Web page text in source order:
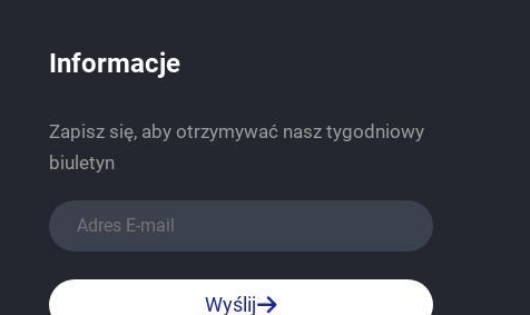
Informacje
Zapisz się, aby otrzymywać nasz tygodniowy
biuletyn
Wyślij